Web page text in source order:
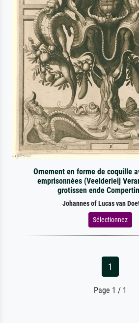
Ornement en forme de coquille
emprisonnées (Veelderleij
grotissen ende
Johannes of Lucas van
Sélectionnez
1
Page 1 / 1